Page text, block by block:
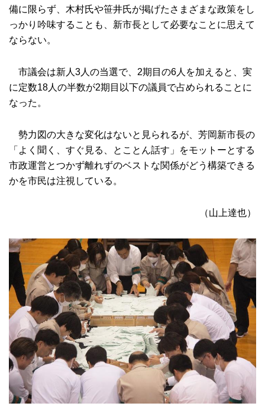
備に限らず、木村氏や笹井氏が掲げたさまざまな政策をし
っかり吟味することも、新市長として必要なことに思えて
ならない。
市議会は新人3人の当選で、2期目の6人を加えると、実
に定数18人の半数が2期目以下の議員で占められることに
なった。
勢力図の大きな変化はないと見られるが、芳岡新市長の
「よく聞く、すぐ見る、とことん話す」をモットーとする
市政運営とつかず離れずのベストな関係がどう構築できる
かを市民は注視している。
（山上達也）